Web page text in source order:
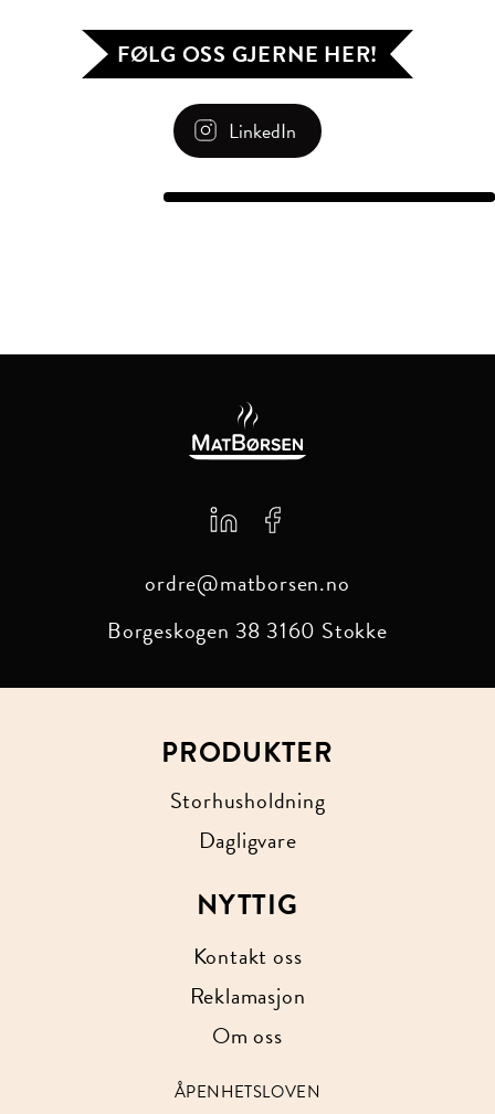
FØLG OSS GJERNE HER!
LinkedIn
PRODUKTER
Storhusholdning
Dagligvare
NYTTIG
Kontakt oss
Reklamasjon
Om oss
ordre@matborsen.no
Borgeskogen 38 3160 Stokke
ÅPENHETSLOVEN